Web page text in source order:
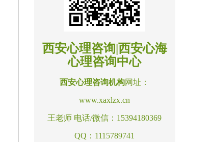
西安心理咨询|西安心海
心理咨询中心
西安心理咨询机构网址：
www.xaxlzx.cn
王老师 电话/微信：15394180369
QQ：1115789741